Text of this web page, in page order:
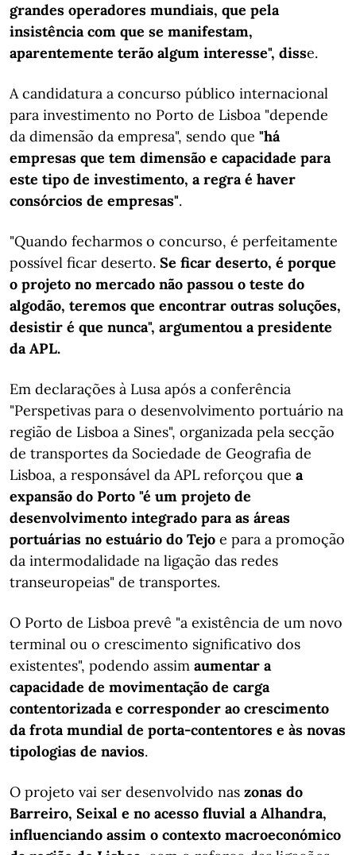
grandes operadores mundiais, que pela
insistência com que se manifestam,
aparentemente terão algum interesse", disse.
A candidatura a concurso público internacional
para investimento no Porto de Lisboa "depende
da dimensão da empresa", sendo que "há
empresas que tem dimensão e capacidade para
este tipo de investimento, a regra é haver
consórcios de empresas".
"Quando fecharmos o concurso, é perfeitamente
possível ficar deserto. Se ficar deserto, é porque
o projeto no mercado não passou o teste do
algodão, teremos que encontrar outras soluções,
desistir é que nunca", argumentou a presidente
da APL.
Em declarações à Lusa após a conferência
"Perspetivas para o desenvolvimento portuário na
região de Lisboa a Sines", organizada pela secção
de transportes da Sociedade de Geografia de
Lisboa, a responsável da APL reforçou que a
expansão do Porto "é um projeto de
desenvolvimento integrado para as áreas
portuárias no estuário do Tejo e para a promoção
da intermodalidade na ligação das redes
transeuropeias" de transportes.
O Porto de Lisboa prevê "a existência de um novo
terminal ou o crescimento significativo dos
existentes", podendo assim aumentar a
capacidade de movimentação de carga
contentorizada e corresponder ao crescimento
da frota mundial de porta-contentores e às novas
tipologias de navios.
O projeto vai ser desenvolvido nas zonas do
Barreiro, Seixal e no acesso fluvial a Alhandra,
influenciando assim o contexto macroeconómico